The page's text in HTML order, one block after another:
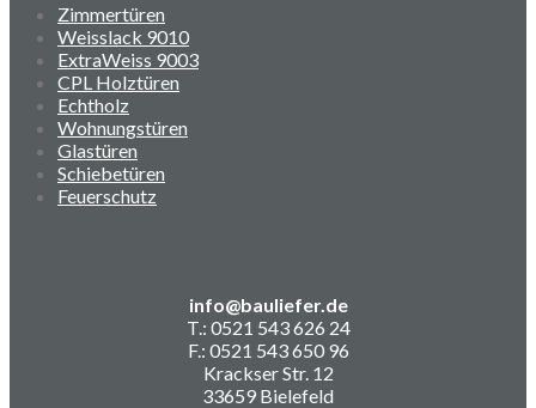
Zimmertüren
Weisslack 9010
ExtraWeiss 9003
CPL Holztüren
Echtholz
Wohnungstüren
Glastüren
Schiebetüren
Feuerschutz
info@bauliefer.de
T.: 0521 543 626 24
F.: 0521 543 650 96
Krackser Str. 12
33659 Bielefeld